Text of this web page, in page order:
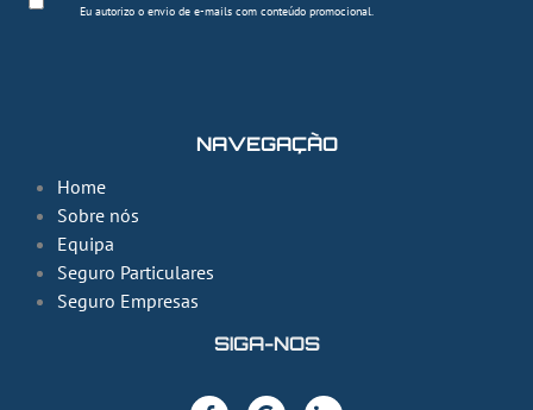
Eu autorizo o envio de e-mails com conteúdo promocional.
NAVEGAÇÃO
Home
Sobre nós
Equipa
Seguro Particulares
Seguro Empresas
SIGA-NOS